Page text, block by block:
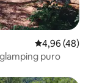
4,96 de uma
4,96 (48)
puro